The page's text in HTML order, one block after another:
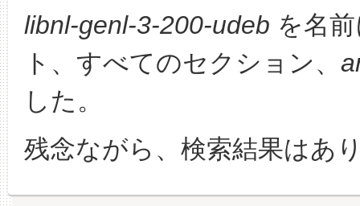
libnl-genl-3-200-udeb を名
ト、すべてのセクション、
した。
残念ながら、検索結果はあ